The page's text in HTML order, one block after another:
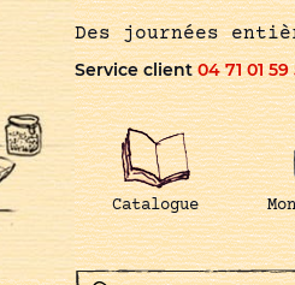
Des journées
Service client04 71 01 59
Catalogue